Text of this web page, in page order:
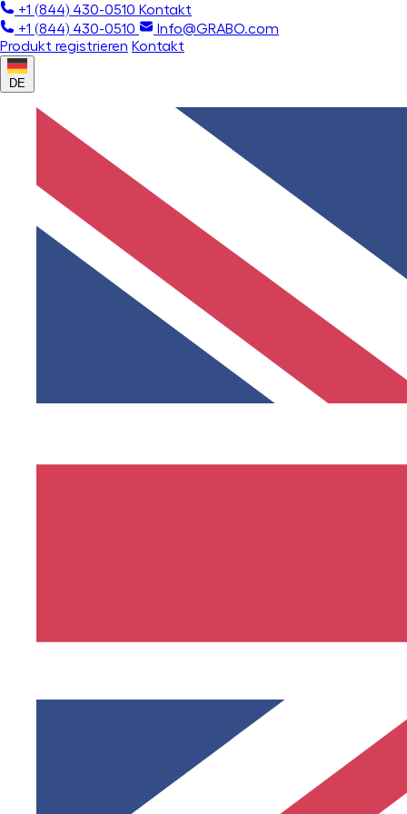
+1 (844) 430-0510 Kontakt
+1 (844) 430-0510
Info@GRABO.com
Produkt registrieren Kontakt
DE